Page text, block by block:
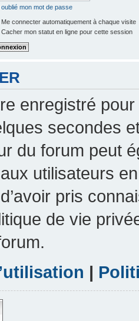
oublié mon mot de passe
Me connecter automatiquement à chaque visite
Cacher mon statut en ligne pour cette session
enregistré
secondes
du forum peut
utilisateurs
pris
de vie
|